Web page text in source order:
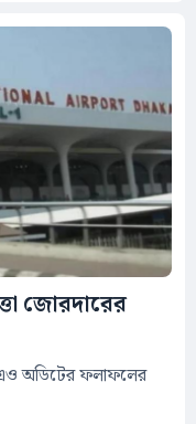
জোরদারের
অডিটের ফলাফলের